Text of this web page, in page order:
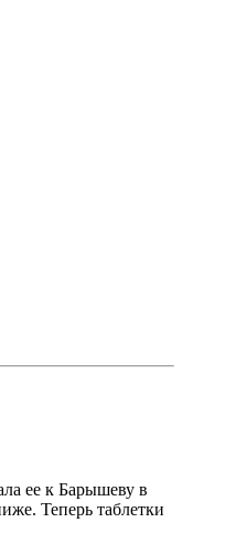
ее к Барышеву в
Теперь таблетки